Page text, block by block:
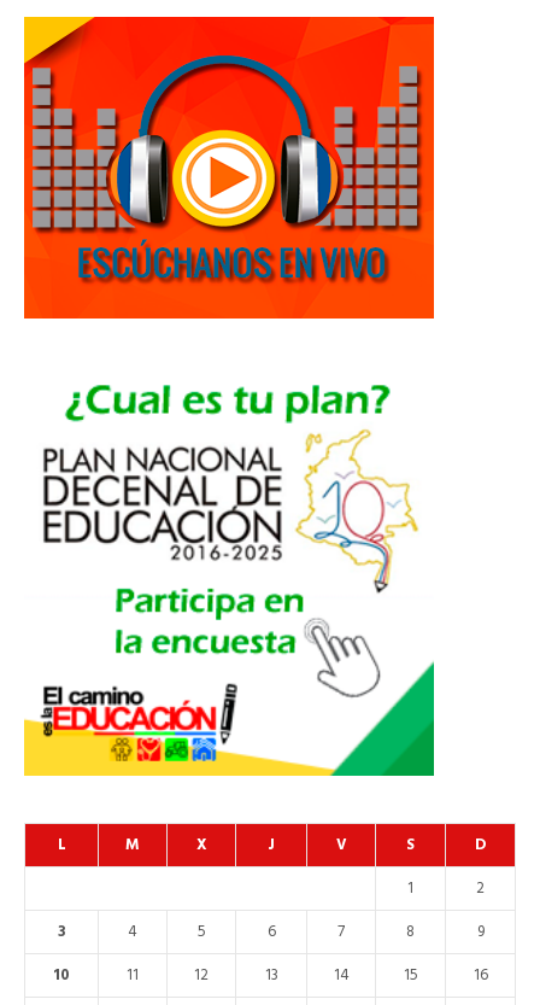
L M X J V S D
1
2
3
4 5 6 7 8
9
10
11 12 13 14 15
16